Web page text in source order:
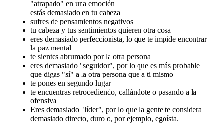
"atrapado" en una emoción
estás demasiado en tu cabeza
sufres de pensamientos negativos
tu cabeza y tus sentimientos quieren otra cosa
eres demasiado perfeccionista, lo que te impide encontrar
la paz mental
te sientes abrumado por la otra persona
eres demasiado "seguidor", por lo que es más probable
que digas "sí" a la otra persona que a ti mismo
te pones en segundo lugar
te encuentras retrocediendo, callándote o pasando a la
ofensiva
Eres demasiado "líder", por lo que la gente te considera
demasiado directo, duro o, por ejemplo, egoísta.